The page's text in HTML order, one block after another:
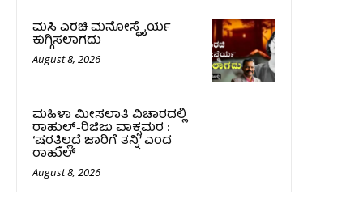
ಮಸಿ ಎರಚಿ ಮನೋಸ್ಥೈರ್ಯ
ಕುಗ್ಗಿಸಲಾಗದು
August 8, 2026
ಮಹಿಳಾ ಮೀಸಲಾತಿ ವಿಚಾರದಲ್ಲಿ
ರಾಹುಲ್‌-ರಿಜಿಜು ವಾಕ್ಸಮರ :
‘ಷರತ್ತಿಲ್ಲದೆ ಜಾರಿಗೆ ತನ್ನಿ’ ಎಂದ
ರಾಹುಲ್‌
August 8, 2026